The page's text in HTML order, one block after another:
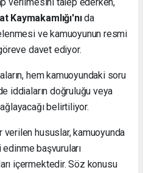
Kaymakamlığı'nıda
ve kamuoyunun resmi
davet ediyor.
hem kamuoyundaki soru
iddiaların doğruluğu veya
belirtiliyor.
hususlar, kamuoyunda
başvuruları
içermektedir. Söz konusu